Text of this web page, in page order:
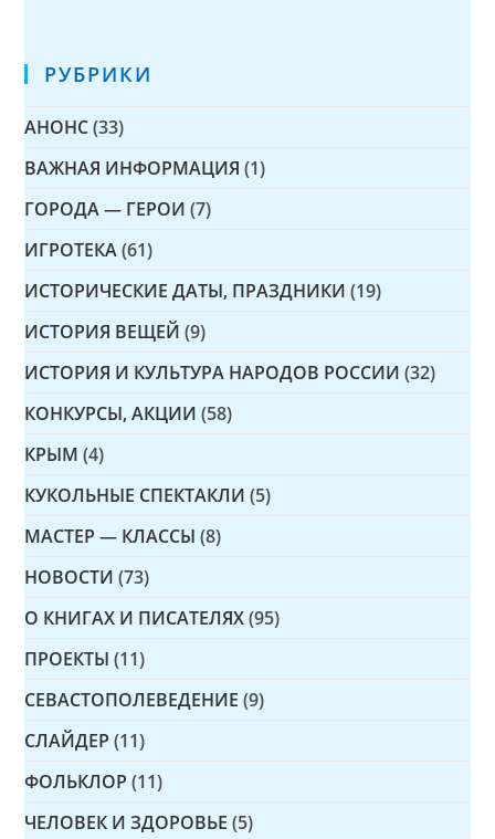
РУБРИКИ
АНОНС (33)
ВАЖНАЯ ИНФОРМАЦИЯ (1)
ГОРОДА — ГЕРОИ (7)
ИГРОТЕКА (61)
ИСТОРИЧЕСКИЕ ДАТЫ, ПРАЗДНИКИ (19)
ИСТОРИЯ ВЕЩЕЙ (9)
ИСТОРИЯ И КУЛЬТУРА НАРОДОВ РОССИИ (32)
КОНКУРСЫ, АКЦИИ (58)
КРЫМ (4)
КУКОЛЬНЫЕ СПЕКТАКЛИ (5)
МАСТЕР — КЛАССЫ (8)
НОВОСТИ (73)
О КНИГАХ И ПИСАТЕЛЯХ (95)
ПРОЕКТЫ (11)
СЕВАСТОПОЛЕВЕДЕНИЕ (9)
СЛАЙДЕР (11)
ФОЛЬКЛОР (11)
ЧЕЛОВЕК И ЗДОРОВЬЕ (5)